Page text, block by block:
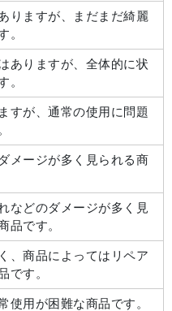
りますが、まだまだ綺麗
。
ありますが、全体的に状
。
すが、通常の使用に問題
メージが多く見られる商
などのダメージが多く見
品です。
、商品によってはリペア
です。
使用が困難な商品です。